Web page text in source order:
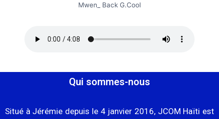
Mwen_ Back G.Cool
Qui sommes-nous
Situé à Jérémie depuis le 4 janvier 2016, JCOM Haïti est